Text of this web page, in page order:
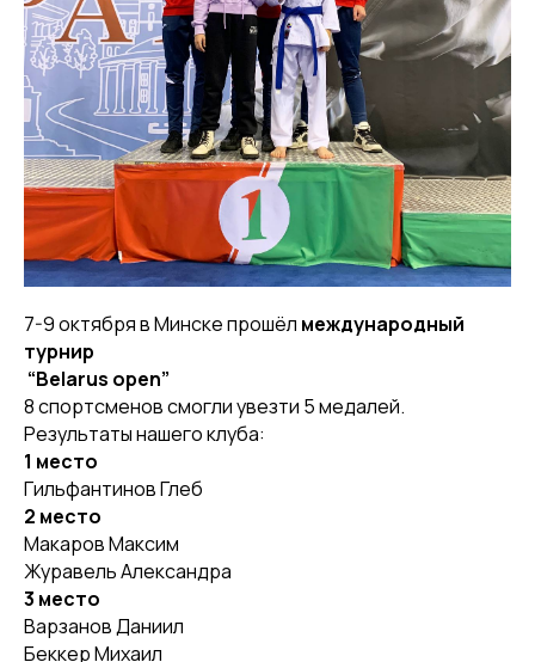
7-9 октября в Минске прошёл международный
турнир
“Belarus open”
8 спортсменов смогли увезти 5 медалей.
Результаты нашего клуба:
1 место
Гильфантинов Глеб
2 место
Макаров Максим
Журавель Александра
3 место
Варзанов Даниил
Беккер Михаил